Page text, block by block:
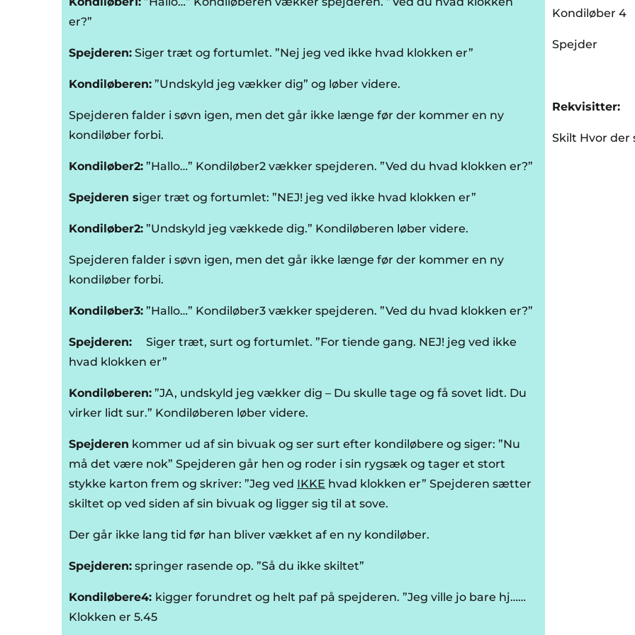
er?”
Spejderen: Siger træt og fortumlet. ”Nej jeg ved ikke hvad klokken er”
Kondiløberen: ”Undskyld jeg vækker dig” og løber videre.
Spejderen falder i søvn igen, men det går ikke længe før der kommer en ny
kondiløber forbi.
Kondiløber2: ”Hallo…” Kondiløber2 vækker spejderen. ”Ved du hvad klokken er?”
Spejderen siger træt og fortumlet: ”NEJ! jeg ved ikke hvad klokken er”
Kondiløber2: ”Undskyld jeg vækkede dig.” Kondiløberen løber videre.
Spejderen falder i søvn igen, men det går ikke længe før der kommer en ny
kondiløber forbi.
Kondiløber3: ”Hallo…” Kondiløber3 vækker spejderen. ”Ved du hvad klokken er?”
Spejderen: Siger træt, surt og fortumlet. ”For tiende gang. NEJ! jeg ved ikke
hvad klokken er”
Kondiløberen: ”JA, undskyld jeg vækker dig – Du skulle tage og få sovet lidt. Du
virker lidt sur.” Kondiløberen løber videre.
Spejderen kommer ud af sin bivuak og ser surt efter kondiløbere og siger: ”Nu
må det være nok” Spejderen går hen og roder i sin rygsæk og tager et stort
stykke karton frem og skriver: ”Jeg ved IKKE hvad klokken er” Spejderen sætter
skiltet op ved siden af sin bivuak og ligger sig til at sove.
Der går ikke lang tid før han bliver vækket af en ny kondiløber.
Spejderen: springer rasende op. ”Så du ikke skiltet”
Kondiløbere4: kigger forundret og helt paf på spejderen. ”Jeg ville jo bare hj……
Klokken er 5.45
Kondiløber 4
Spejder
Rekvisitter:
Skilt Hvor der